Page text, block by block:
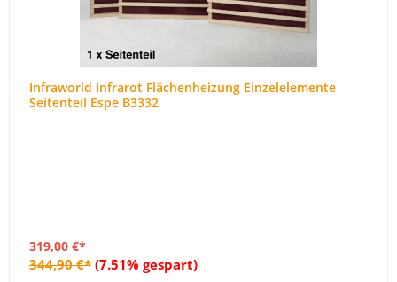
Infraworld Infrarot Flächenheizung Einzelelemente
Seitenteil Espe B3332
319,00 €*
344,90 €* (7.51% gespart)